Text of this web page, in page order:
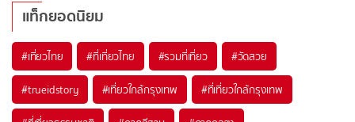
แท็กยอดนิยม
#เที่ยวไทย #ที่เที่ยวไทย #รวมที่เที่ยว #วัดสวย
#trueidstory #เที่ยวใกล้กรุงเทพ #ที่เที่ยวใกล้กรุงเทพ